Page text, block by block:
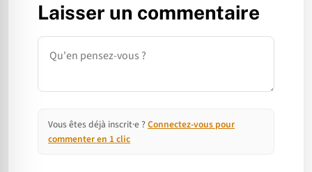
Laisser un commentaire
Commentaire
Vous êtes déjà inscrit·e ? Connectez-vous pour
commenter en 1 clic